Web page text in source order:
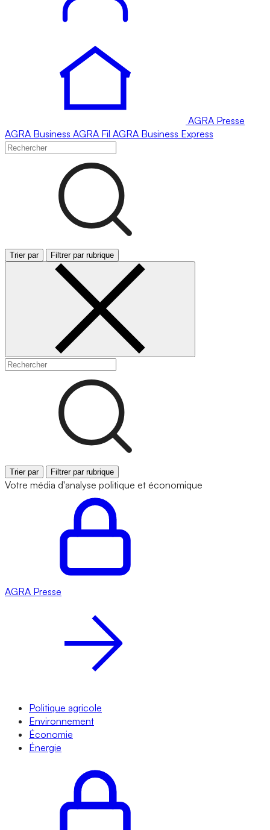
AGRA Presse
AGRA Business AGRA Fil AGRA Business Express
Trier par Filtrer par rubrique
Trier par Filtrer par rubrique
Votre média d'analyse politique et économique
AGRA Presse
Politique agricole
Environnement
Économie
Énergie